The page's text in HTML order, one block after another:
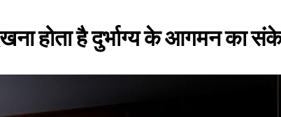
होता है दुर्भाग्य के आगमन का